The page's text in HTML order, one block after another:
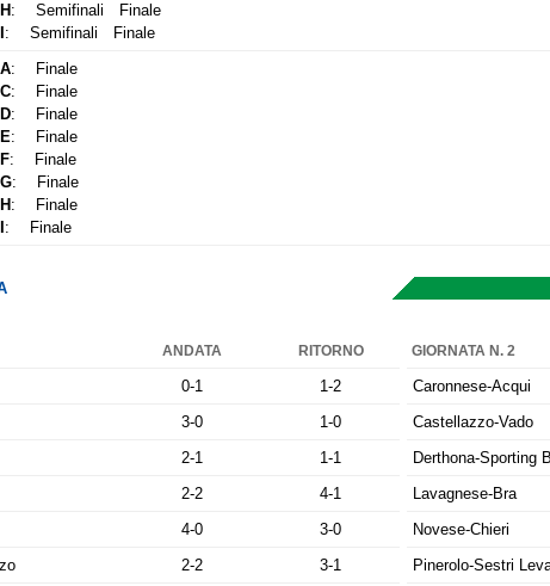
: Semifinali
Finale
: Semifinali Finale
:
Finale
:
Finale
:
Finale
:
Finale
:
Finale
:
Finale
:
Finale
: Finale
ANDATA RITORNO
0-1
1-2
3-0
1-0
2-1
1-1
2-2
4-1
4-0
3-0
2-2
3-1
GIORNATA N. 2
Caronnese-Acqui
Castellazzo-Vado
Derthona-Sporting
Lavagnese-Bra
Novese-Chieri
Pinerolo-Sestri